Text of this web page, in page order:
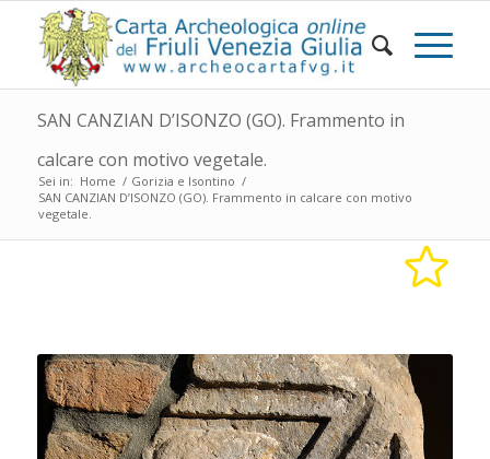
SAN CANZIAN D’ISONZO (GO). Frammento in
calcare con motivo vegetale.
Sei in: Home / Gorizia e Isontino /
SAN CANZIAN D’ISONZO (GO). Frammento in calcare con motivo
vegetale.